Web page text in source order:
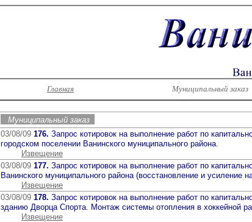
Главная Муниципальный заказ
Муниципальный заказ
03/08/09 176. Запрос котировок на выполнение работ по
городском поселении Ванинского муниципального района.
Извещение
03/08/09 177. Запрос котировок на выполнение работ по
Ванинского муниципального района (восстановление и усиление
Извещение
03/08/09 178. Запрос котировок на выполнение работ по
зданию Дворца Спорта. Монтаж системы отопления в хоккейной
Извещение